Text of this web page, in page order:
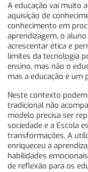
A educação vai muito
aquisição de
conhecimento em
aprendizagem, o
acrescentar ética e
limites da tecnologia
ensino, mas não o
mas a educação é um
Neste contexto
tradicional não
modelo precisa ser
sociedade e a Escola
transformações. A
enriqueceu a
habilidades
de reflexão para os